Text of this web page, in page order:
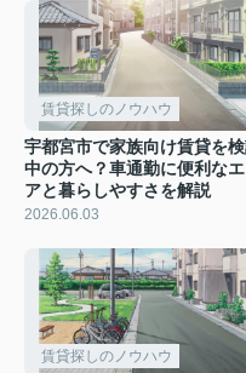
賃貸探しのノウハウ
宇都宮市で家族向け賃貸を
中の方へ？車通勤に便利なエ
アと暮らしやすさを解説
2026.06.03
賃貸探しのノウハウ